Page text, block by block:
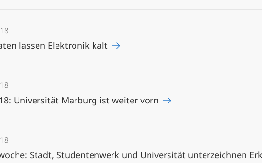
lassen Elektronik kalt
Universität Marburg ist weiter vorn
Stadt, Studentenwerk und Universität unterzeichnen